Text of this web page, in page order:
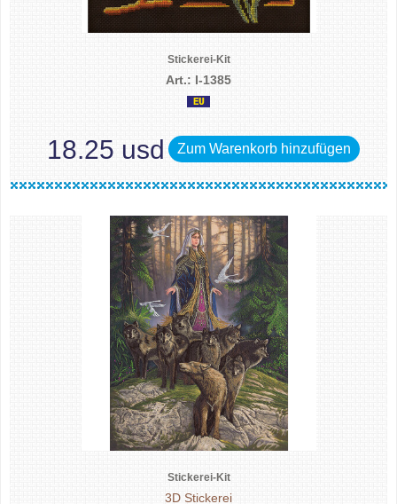
Stickerei-Kit
Art.: I-1385
18.25 usd Zum Warenkorb hinzufügen
Stickerei-Kit
3D Stickerei